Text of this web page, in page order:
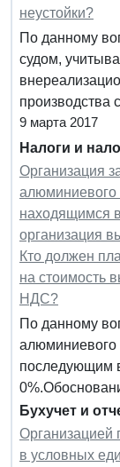
неустойки?
По данному
судом,
производства
9 марта 2017
Налоги и
Организация
алюминиевого
находящимся
организация
Кто должен
на стоимость
НДС?
По данному
алюминиевого
последующим
Бухучет и
Организацией
в условных